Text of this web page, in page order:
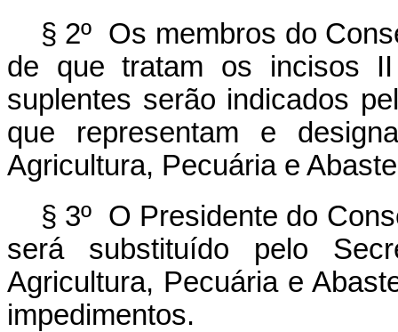
§ 2º Os membros do
de que tratam os incisos
suplentes serão indicados
que representam e
Agricultura, Pecuária e
§ 3º O Presidente do
será substituído pelo
Agricultura, Pecuária e
impedimentos.